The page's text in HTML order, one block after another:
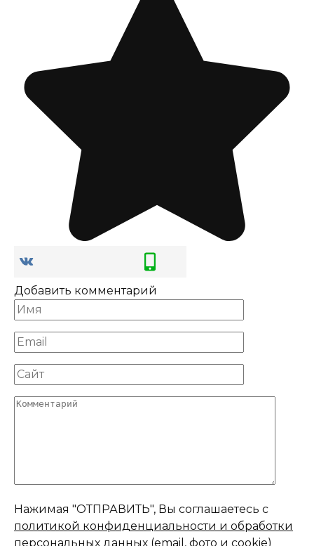
Добавить комментарий
Имя
*
Email
*
Сайт
Комментарий
Нажимая "ОТПРАВИТЬ", Вы соглашаетесь с
политикой конфиденциальности и обработки
персональных данных (email, фото и cookie)